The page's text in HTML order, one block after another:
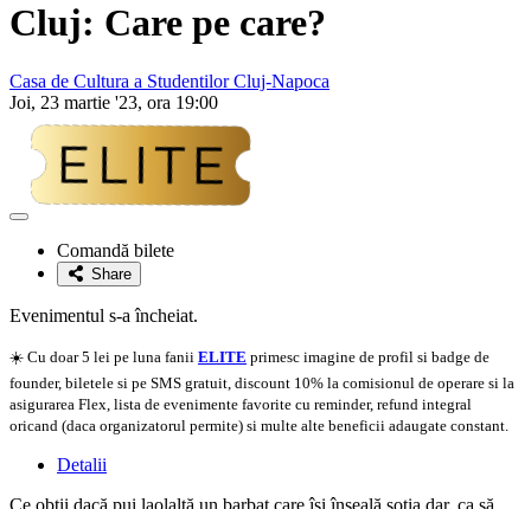
Cluj: Care pe care?
Casa de Cultura a Studentilor Cluj-Napoca
Joi, 23 martie '23, ora 19:00
Adaugă
favoriteComandă bilete
Share
Evenimentul s-a încheiat.
☀️ Cu doar 5 lei pe luna fanii ELITE primesc imagine de profil si badge de
founder, biletele si pe SMS gratuit, discount 10% la comisionul de operare si la
asigurarea Flex, lista de evenimente favorite cu reminder, refund integral
oricand (daca organizatorul permite) si multe alte beneficii adaugate constant.
Detalii
Ce obții dacă pui laolaltă un barbat care își înșeală soția dar, ca să